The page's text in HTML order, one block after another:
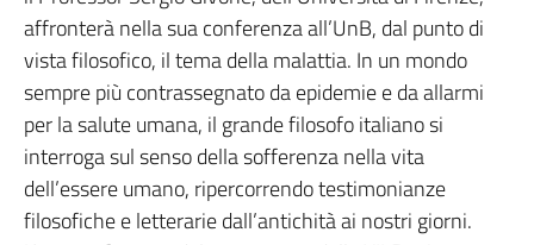
affronterà nella sua conferenza all’UnB, dal punto di
vista filosofico, il tema della malattia. In un mondo
sempre più contrassegnato da epidemie e da allarmi
per la salute umana, il grande filosofo italiano si
interroga sul senso della sofferenza nella vita
dell’essere umano, ripercorrendo testimonianze
filosofiche e letterarie dall’antichità ai nostri giorni.